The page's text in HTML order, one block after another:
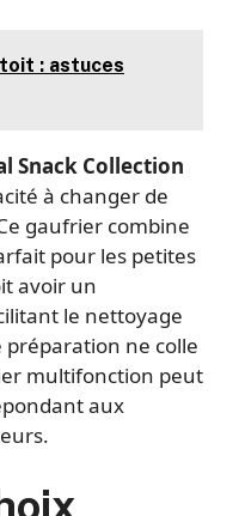
: astuces
Snack Collection
à changer de
gaufrier combine
pour les petites
avoir un
le nettoyage
ne colle
multifonction peut
aux